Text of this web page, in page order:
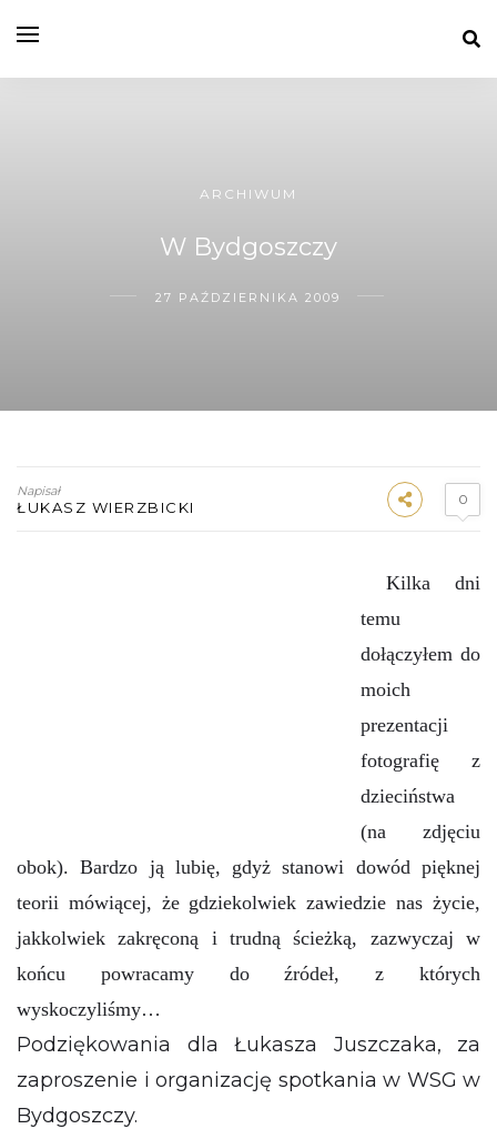
ARCHIWUM
W Bydgoszczy
27 PAŹDZIERNIKA 2009
Napisał
ŁUKASZ WIERZBICKI 0
Kilka dni
temu
dołączyłem do
moich
prezentacji
fotografię z
dzieciństwa
(na zdjęciu
obok). Bardzo ją lubię, gdyż stanowi dowód pięknej
teorii mówiącej, że gdziekolwiek zawiedzie nas życie,
jakkolwiek zakręconą i trudną ścieżką, zazwyczaj w
końcu powracamy do źródeł, z których
wyskoczyliśmy…
Podziękowania dla Łukasza Juszczaka, za
zaproszenie i organizację spotkania w WSG w
Bydgoszczy.